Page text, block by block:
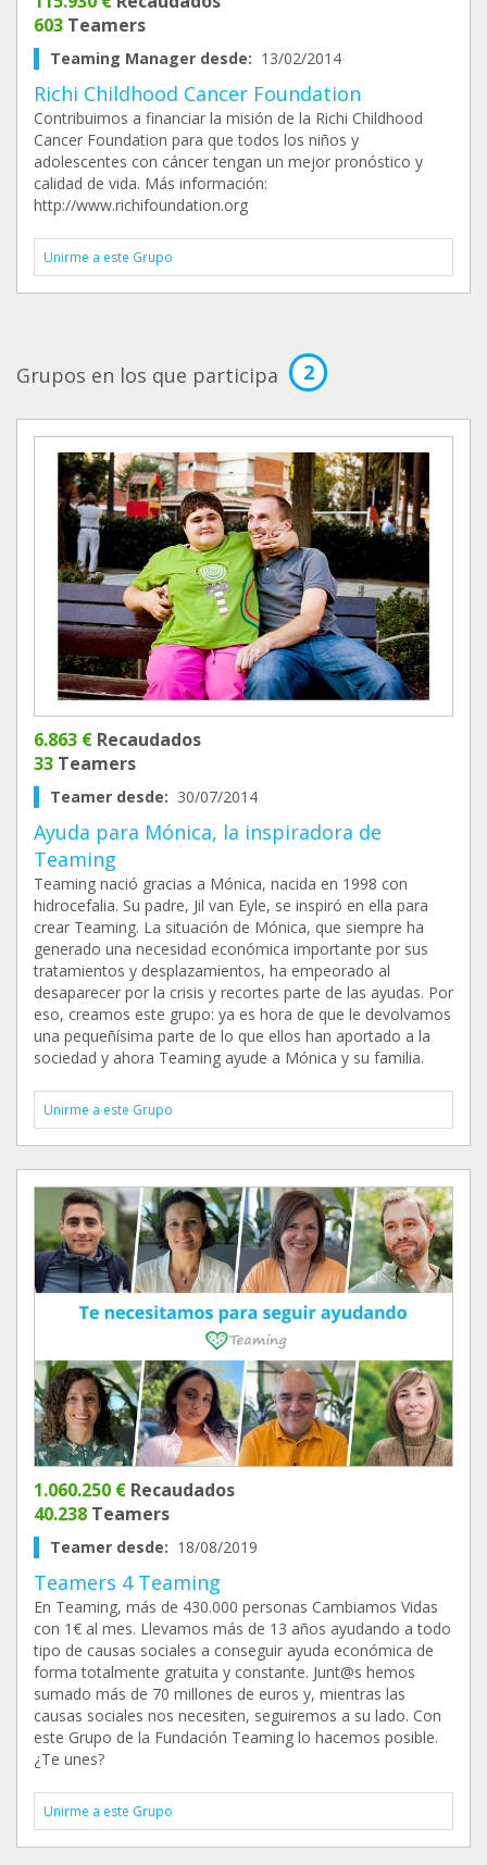
603 Teamers
Teaming Manager desde: 13/02/2014
Richi Childhood Cancer Foundation
Contribuimos a financiar la misión de la Richi Childhood
Cancer Foundation para que todos los niños y
adolescentes con cáncer tengan un mejor pronóstico y
calidad de vida. Más información:
http://www.richifoundation.org
Unirme a este Grupo
Grupos en los que participa 2
6.863 € Recaudados
33 Teamers
Teamer desde: 30/07/2014
Ayuda para Mónica, la inspiradora de
Teaming
Teaming nació gracias a Mónica, nacida en 1998 con
hidrocefalia. Su padre, Jil van Eyle, se inspiró en ella para
crear Teaming. La situación de Mónica, que siempre ha
generado una necesidad económica importante por sus
tratamientos y desplazamientos, ha empeorado al
desaparecer por la crisis y recortes parte de las ayudas. Por
eso, creamos este grupo: ya es hora de que le devolvamos
una pequeñísima parte de lo que ellos han aportado a la
sociedad y ahora Teaming ayude a Mónica y su familia.
Unirme a este Grupo
1.060.250 € Recaudados
40.238 Teamers
Teamer desde: 18/08/2019
Teamers 4 Teaming
En Teaming, más de 430.000 personas Cambiamos Vidas
con 1€ al mes. Llevamos más de 13 años ayudando a todo
tipo de causas sociales a conseguir ayuda económica de
forma totalmente gratuita y constante. Junt@s hemos
sumado más de 70 millones de euros y, mientras las
causas sociales nos necesiten, seguiremos a su lado. Con
este Grupo de la Fundación Teaming lo hacemos posible.
¿Te unes?
Unirme a este Grupo